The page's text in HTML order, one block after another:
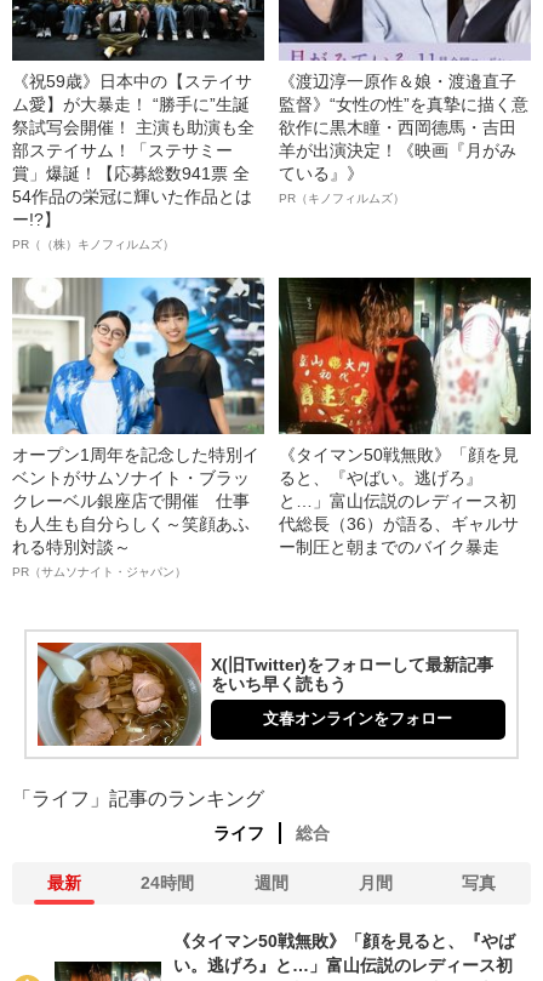
《祝59歳》日本中の【ステイサ
ム愛】が大暴走！ “勝手に”生誕
祭試写会開催！ 主演も助演も全
部ステイサム！「ステサミー
賞」爆誕！【応募総数941票 全
54作品の栄冠に輝いた作品とは
ー!?】
PR（（株）キノフィルムズ）
《渡辺淳一原作＆娘・渡邉直子
監督》“女性の性”を真摯に描く意
欲作に黒木瞳・西岡德馬・吉田
羊が出演決定！《映画『月がみ
ている』》
PR（キノフィルムズ）
オープン1周年を記念した特別イ
ベントがサムソナイト・ブラッ
クレーベル銀座店で開催 仕事
も人生も自分らしく～笑顔あふ
れる特別対談～
PR（サムソナイト・ジャパン）
《タイマン50戦無敗》「顔を見
ると、『やばい。逃げろ』
と…」富山伝説のレディース初
代総長（36）が語る、ギャルサ
ー制圧と朝までのバイク暴走
X(旧Twitter)をフォローして最新記事
をいち早く読もう
文春オンラインをフォロー
「ライフ」記事のランキング
ライフ 総合
最新 24時間 週間 月間 写真
《タイマン50戦無敗》「顔を見ると、『やば
い。逃げろ』と…」富山伝説のレディース初